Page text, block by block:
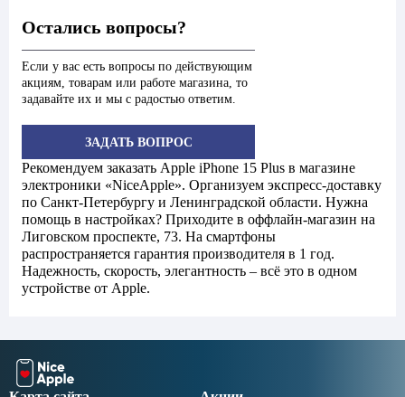
Остались вопросы?
Если у вас есть вопросы по действующим
акциям, товарам или работе магазина, то
задавайте их и мы с радостью ответим.
ЗАДАТЬ ВОПРОС
Рекомендуем заказать Apple iPhone 15 Plus в магазине
электроники «NiceApple». Организуем экспресс-доставку
по Санкт-Петербургу и Ленинградской области. Нужна
помощь в настройках? Приходите в оффлайн-магазин на
Лиговском проспекте, 73. На смартфоны
распространяется гарантия производителя в 1 год.
Надежность, скорость, элегантность – всё это в одном
устройстве от Apple.